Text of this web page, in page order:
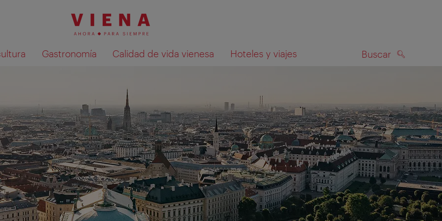
Gastronomía Calidad de vida vienesa Hoteles y viajes Buscar